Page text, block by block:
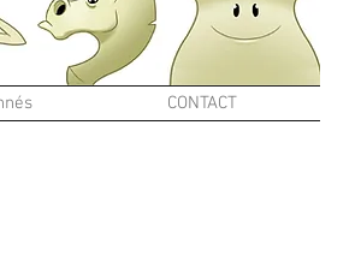
CONTACT